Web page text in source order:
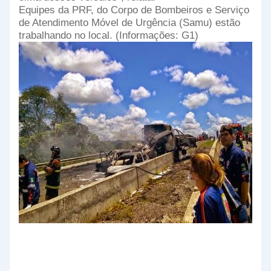
Equipes da PRF, do Corpo de Bombeiros e Serviço
de Atendimento Móvel de Urgência (Samu) estão
trabalhando no local. (Informações: G1)